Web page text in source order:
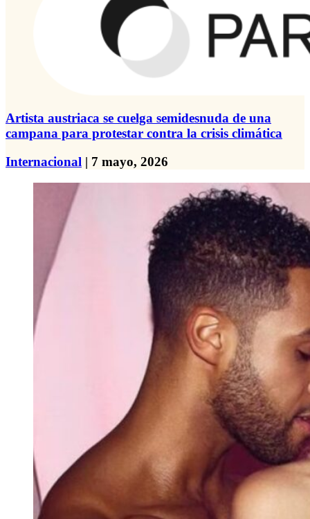
Artista austriaca se cuelga semidesnuda de una
campana para protestar contra la crisis climática
Internacional | 7 mayo, 2026